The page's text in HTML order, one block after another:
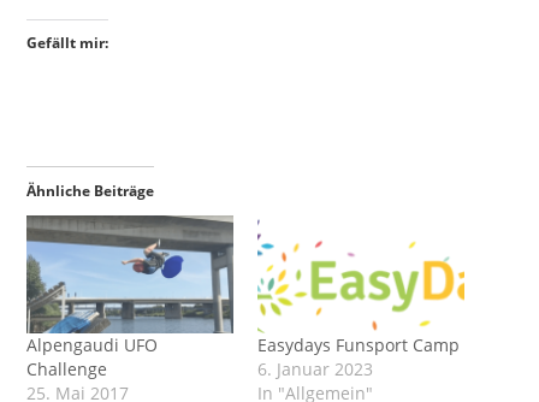
Gefällt mir:
Ähnliche Beiträge
Alpengaudi UFO
Challenge
25. Mai 2017
Easydays Funsport Camp
6. Januar 2023
In "Allgemein"